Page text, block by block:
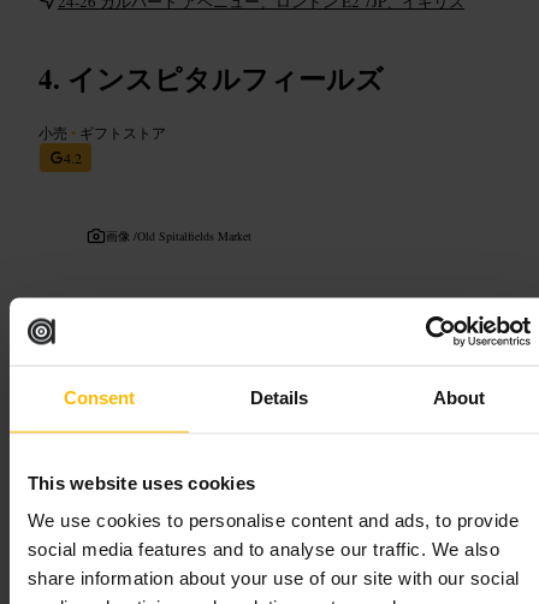
Consent Details About
This website uses cookies
We use cookies to personalise content and ads, to provide
social media features and to analyse our traffic. We also
share information about your use of our site with our social
インスピタルフィールズ
小売 • ギフトストア
4.2
画像 /Old Spitalfields Market
“個性的なギフト探しの小さな宝箱
向いている
#ステーショナリー #プレゼント選び
期待できること